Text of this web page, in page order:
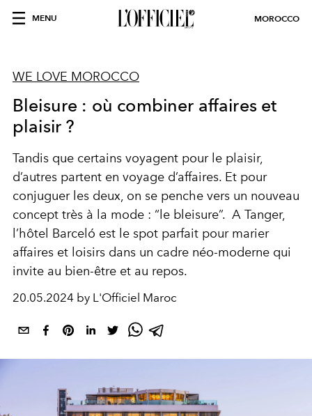
MENU MOROCCO
WE LOVE MOROCCO
Bleisure : où combiner affaires et
plaisir ?
Tandis que certains voyagent pour le plaisir,
d’autres partent en voyage d’affaires. Et pour
conjuguer les deux, on se penche vers un nouveau
concept très à la mode : “le bleisure”. A Tanger,
l’hôtel Barceló est le spot parfait pour marier
affaires et loisirs dans un cadre néo-moderne qui
invite au bien-être et au repos.
20.05.2024 by L'Officiel Maroc